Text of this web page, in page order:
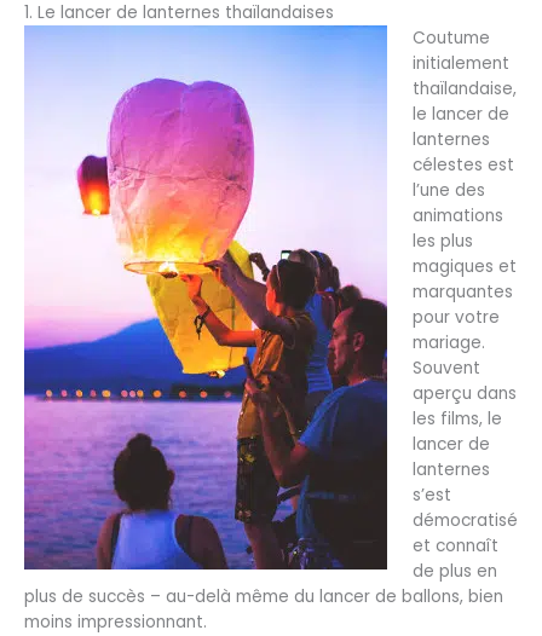
1. Le lancer de lanternes thaïlandaises
Coutume
initialement
thaïlandaise,
le lancer de
lanternes
célestes est
l’une des
animations
les plus
magiques et
marquantes
pour votre
mariage.
Souvent
aperçu dans
les films, le
lancer de
lanternes
s’est
démocratisé
et connaît
de plus en
plus de succès – au-delà même du lancer de ballons, bien
moins impressionnant.